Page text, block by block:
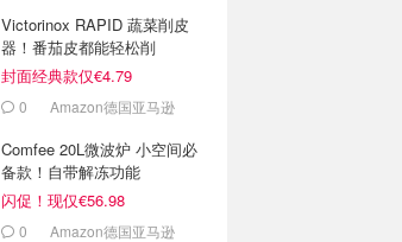
Victorinox RAPID 蔬菜削皮
器！番茄皮都能轻松削
封面经典款仅€4.79
0 Amazon德国亚马逊
Comfee 20L微波炉 小空间必
备款！自带解冻功能
闪促！现仅€56.98
0 Amazon德国亚马逊